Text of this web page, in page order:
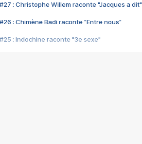
#27 : Christophe Willem raconte "Jacques a dit"
#26 : Chimène Badi raconte "Entre nous"
#25 : Indochine raconte "3e sexe"